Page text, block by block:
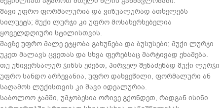
შავი უფრო ფორმალურია და ვიზუალურად ათხელებს
სილუეტს; მუქი ლურჯი კი უფრო მოსახერხებელია
ყოველდღიური სტილისთვის.
შავზე უფრო მალე ეტყობა გახუნება და ბუსუსები; მუქი ლურჯი
უკეთ მალავს ცვეთას და სხვა ფერებსაც მარტივად ეხამება.
თუ უნივერსალურ ჯინსს ეძებთ, პირველ შენაძენად მუქი ლურჯი
უფრო სანდო არჩევანია, უფრო დახვეწილი, ფორმალური ან
საღამოს ლუქისთვის კი შავი იდეალურია.
საბოლოო ჯამში, უმჯობესია ორივე გქონდეთ, რადგან ისინი